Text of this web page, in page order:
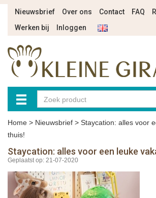
Nieuwsbrief Over ons Contact FAQ
Werken bij
Inloggen
Home > Nieuwsbrief > Staycation: alles voor
thuis!
Staycation: alles voor een leuke
Geplaatst op: 21-07-2020